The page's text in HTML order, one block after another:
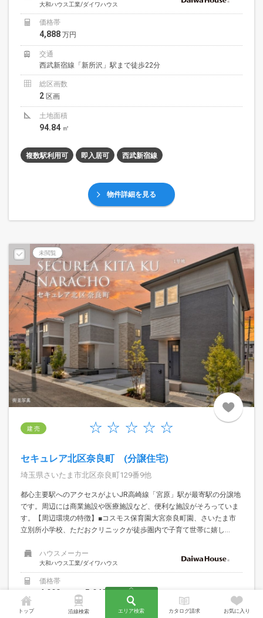
トップ 沿線検索 エリア検索 カタログ請求 お気に入り
大和ハウス工業/ダイワハウス
価格帯
4,888 万円
交通
西武新宿線「新所沢」駅まで徒歩22分
総区画数
2 区画
土地面積
94.84 ㎡
複数駅利用可 即入居可 西武新宿線
物件詳細を見る
未閲覧
建 売
セキュレア北区奈良町 (分譲住宅)
埼玉県さいたま市北区奈良町129番9他
都心主要駅へのアクセスがよいJR高崎線「宮原」駅が最寄駅の分譲地
です。周辺には商業施設や医療施設など、便利な施設がそろっていま
す。【周辺環境の特徴】■コスモス保育園大宮奈良町園、さいたま市
立別所小学校、ただおクリニックが徒歩圏内で子育て世帯に嬉し...
ハウスメーカー
大和ハウス工業/ダイワハウス
価格帯
4,990 万円〜 5,940